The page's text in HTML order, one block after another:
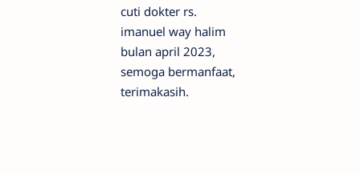
cuti dokter rs.
imanuel way halim
bulan april 2023,
semoga bermanfaat,
terimakasih.